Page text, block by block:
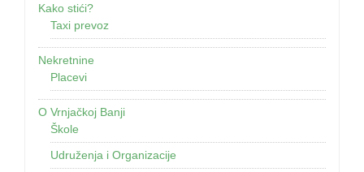
Kako stići?
Taxi prevoz
Nekretnine
Placevi
O Vrnjačkoj Banji
Škole
Udruženja i Organizacije